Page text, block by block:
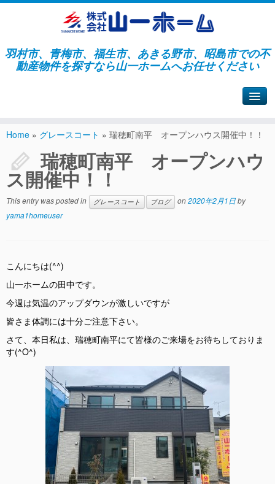
羽村市、青梅市、福生市、あきる野市、昭島市での不
動産物件を探すなら山一ホームへお任せください
Home » グレースコート » 瑞穂町南平 オープンハウス開催中！！
瑞穂町南平 オープンハウ
ス開催中！！
This entry was posted in グレースコート ブログ on2020年2月1日by
yama1homeuser
こんにちは(^^)
山一ホームの田中です。
今週は気温のアップダウンが激しいですが
皆さま体調には十分ご注意下さい。
さて、本日私は、瑞穂町南平にて皆様のご来場をお待ちしておりま
す(^O^)